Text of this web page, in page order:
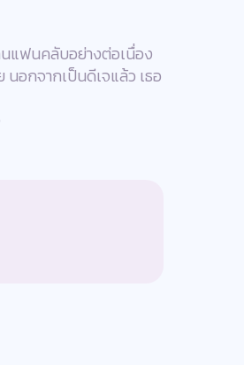
แฟนคลับอย่างต่อเนื่อง
นอกจากเป็นดีเจแล้ว เธอ